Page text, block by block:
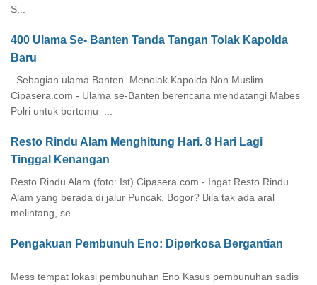
S...
400 Ulama Se- Banten Tanda Tangan Tolak Kapolda
Baru
Sebagian ulama Banten. Menolak Kapolda Non Muslim
Cipasera.com - Ulama se-Banten berencana mendatangi Mabes
Polri untuk bertemu ...
Resto Rindu Alam Menghitung Hari. 8 Hari Lagi
Tinggal Kenangan
Resto Rindu Alam (foto: Ist) Cipasera.com - Ingat Resto Rindu
Alam yang berada di jalur Puncak, Bogor? Bila tak ada aral
melintang, se...
Pengakuan Pembunuh Eno: Diperkosa Bergantian
Mess tempat lokasi pembunuhan Eno Kasus pembunuhan sadis